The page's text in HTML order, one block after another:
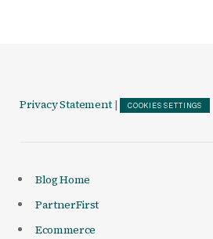
Privacy Statement | COOKIES SETTINGS
Blog Home
PartnerFirst
Ecommerce